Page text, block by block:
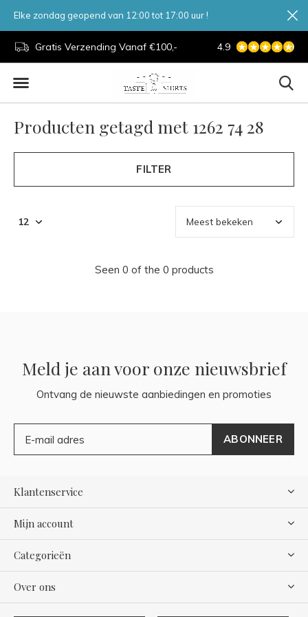
Gratis Verzending Vanaf €100,- 7 Dagen Per
4.9
Elke zondag geopend van 12:00 tot 17:00 uur !
Producten getagd met 1262 74 28
FILTER
Seen 0 of the 0 products
Meld je aan voor onze nieuwsbrief
Ontvang de nieuwste aanbiedingen en promoties
ABONNEER
Klantenservice
Mijn account
Categorieën
Over ons